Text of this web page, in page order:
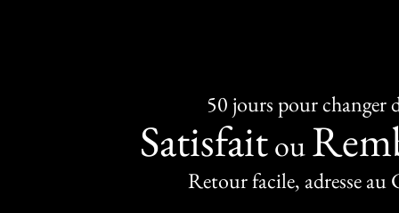
50 jours pour changer
Satisfaitou
Retour facile, adresse au